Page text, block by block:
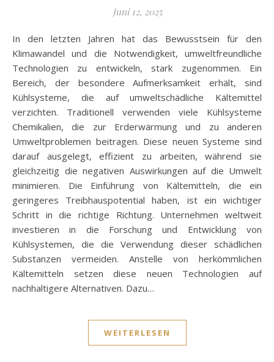
Juni 12, 2025
In den letzten Jahren hat das Bewusstsein für den
Klimawandel und die Notwendigkeit, umweltfreundliche
Technologien zu entwickeln, stark zugenommen. Ein
Bereich, der besondere Aufmerksamkeit erhält, sind
Kühlsysteme, die auf umweltschädliche Kältemittel
verzichten. Traditionell verwenden viele Kühlsysteme
Chemikalien, die zur Erderwärmung und zu anderen
Umweltproblemen beitragen. Diese neuen Systeme sind
darauf ausgelegt, effizient zu arbeiten, während sie
gleichzeitig die negativen Auswirkungen auf die Umwelt
minimieren. Die Einführung von Kältemitteln, die ein
geringeres Treibhauspotential haben, ist ein wichtiger
Schritt in die richtige Richtung. Unternehmen weltweit
investieren in die Forschung und Entwicklung von
Kühlsystemen, die die Verwendung dieser schädlichen
Substanzen vermeiden. Anstelle von herkömmlichen
Kältemitteln setzen diese neuen Technologien auf
nachhaltigere Alternativen. Dazu…
WEITERLESEN